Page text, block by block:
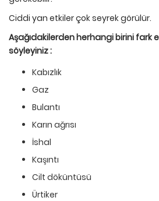
Ciddi yan etkiler çok seyrek görülür.
Aşağıdakilerden herhangi birini fark
söyleyiniz :
Kabızlık
Gaz
Bulantı
Karın ağrısı
İshal
Kaşıntı
Cilt döküntüsü
Ürtiker